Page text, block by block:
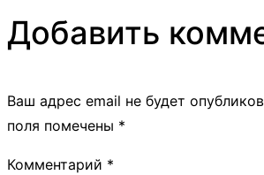
Добавить
Ваш адрес email не будет
поля помечены *
Комментарий *